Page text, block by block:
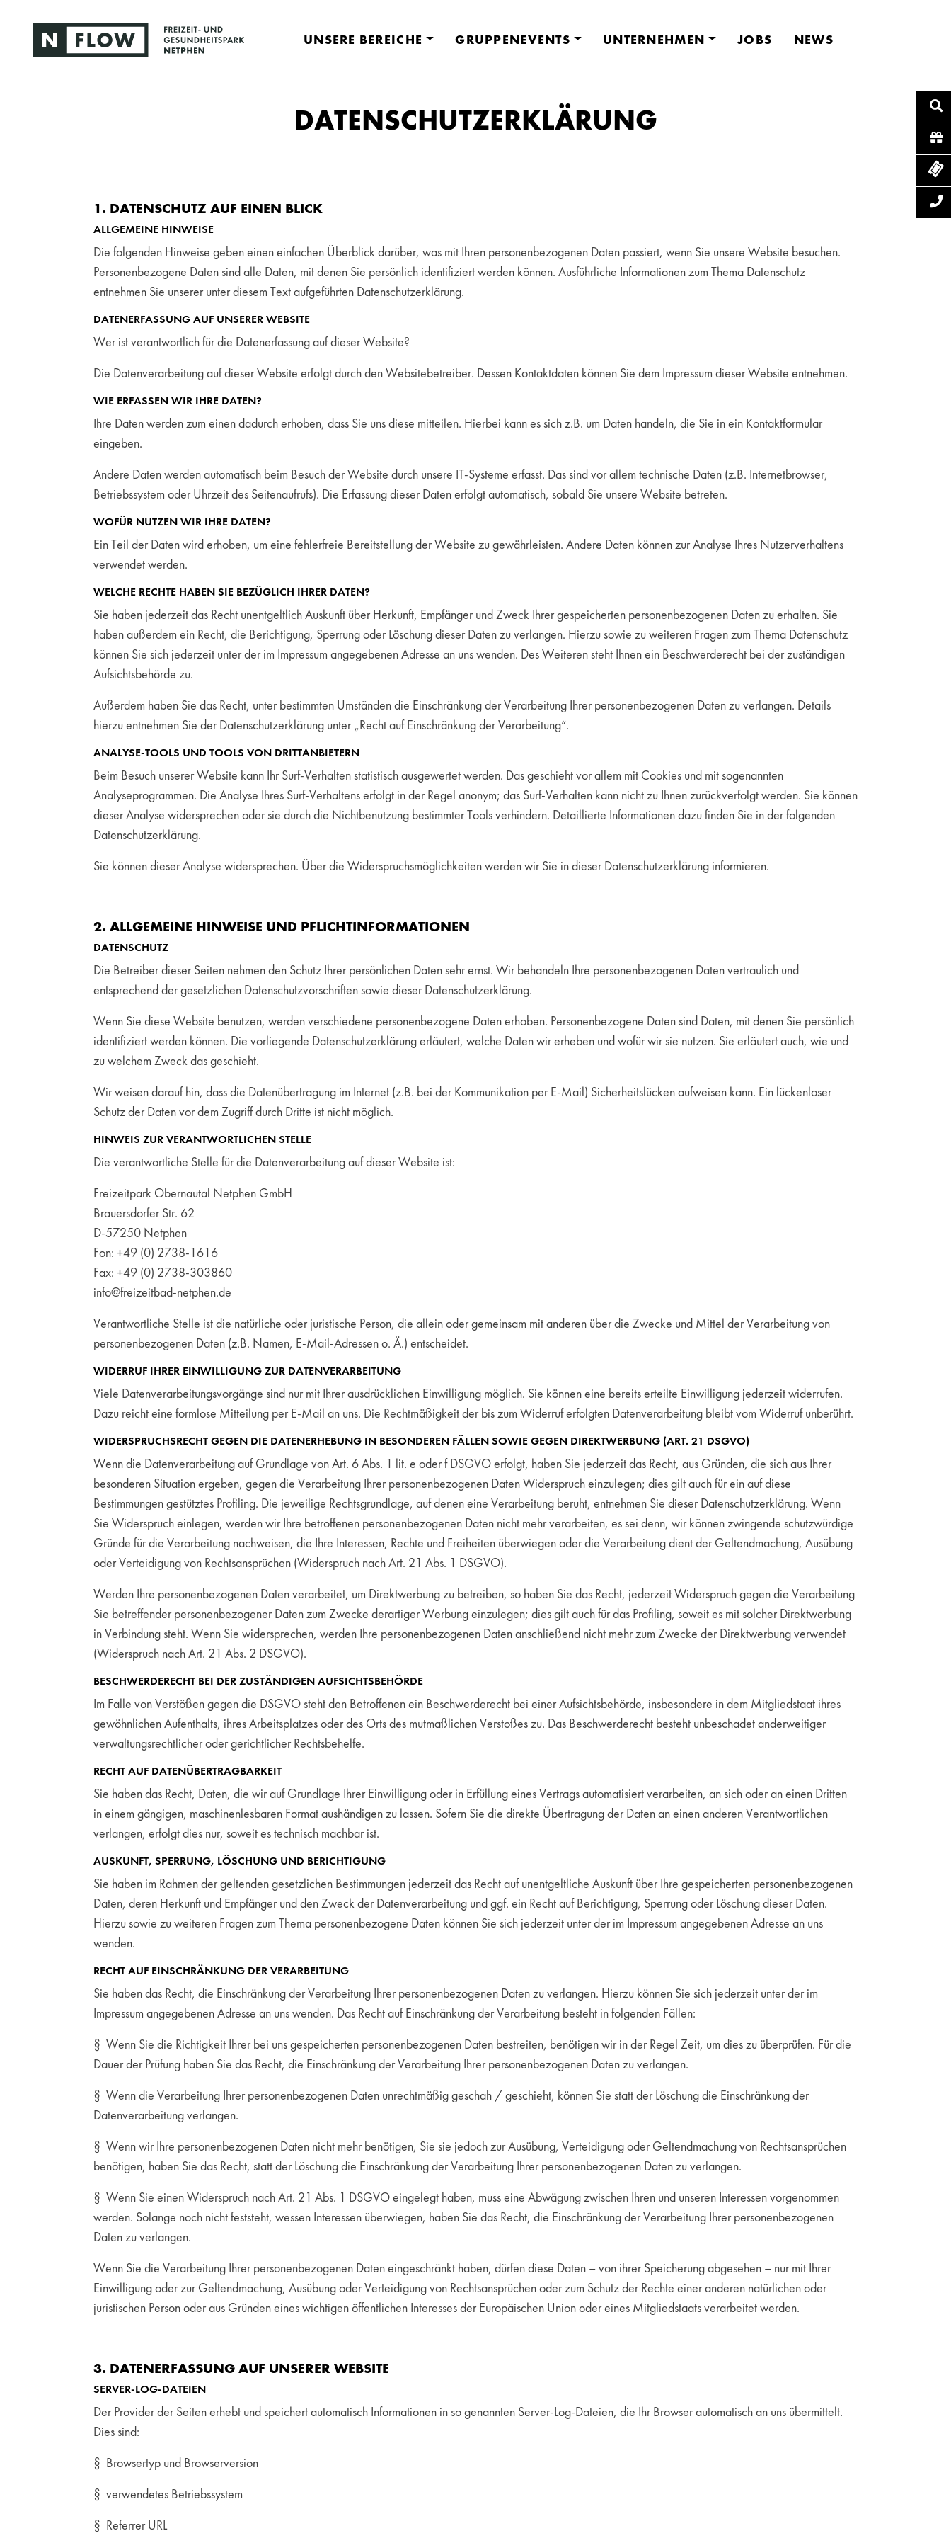
UNSERE BEREICHE GRUPPENEVENTS UNTERNEHMEN JOBS NEWS
DATEN­SCHUTZ­ERKLÄ­RUNG
1. DATENSCHUTZ AUF EINEN BLICK
ALLGEMEINE HINWEISE
Die folgenden Hinweise geben einen einfachen Überblick darüber, was mit Ihren personenbezogenen Daten passiert, wenn Sie unsere Website besuchen.
Personenbezogene Daten sind alle Daten, mit denen Sie persönlich identifiziert werden können. Ausführliche Informationen zum Thema Datenschutz
entnehmen Sie unserer unter diesem Text aufgeführten Datenschutzerklärung.
DATENERFASSUNG AUF UNSERER WEBSITE
Wer ist verantwortlich für die Datenerfassung auf dieser Website?
Die Datenverarbeitung auf dieser Website erfolgt durch den Websitebetreiber. Dessen Kontaktdaten können Sie dem Impressum dieser Website entnehmen.
WIE ERFASSEN WIR IHRE DATEN?
Ihre Daten werden zum einen dadurch erhoben, dass Sie uns diese mitteilen. Hierbei kann es sich z.B. um Daten handeln, die Sie in ein Kontaktformular
eingeben.
Andere Daten werden automatisch beim Besuch der Website durch unsere IT-Systeme erfasst. Das sind vor allem technische Daten (z.B. Internetbrowser,
Betriebssystem oder Uhrzeit des Seitenaufrufs). Die Erfassung dieser Daten erfolgt automatisch, sobald Sie unsere Website betreten.
WOFÜR NUTZEN WIR IHRE DATEN?
Ein Teil der Daten wird erhoben, um eine fehlerfreie Bereitstellung der Website zu gewährleisten. Andere Daten können zur Analyse Ihres Nutzerverhaltens
verwendet werden.
WELCHE RECHTE HABEN SIE BEZÜGLICH IHRER DATEN?
Sie haben jederzeit das Recht unentgeltlich Auskunft über Herkunft, Empfänger und Zweck Ihrer gespeicherten personenbezogenen Daten zu erhalten. Sie
haben außerdem ein Recht, die Berichtigung, Sperrung oder Löschung dieser Daten zu verlangen. Hierzu sowie zu weiteren Fragen zum Thema Datenschutz
können Sie sich jederzeit unter der im Impressum angegebenen Adresse an uns wenden. Des Weiteren steht Ihnen ein Beschwerderecht bei der zuständigen
Aufsichtsbehörde zu.
Außerdem haben Sie das Recht, unter bestimmten Umständen die Einschränkung der Verarbeitung Ihrer personenbezogenen Daten zu verlangen. Details
hierzu entnehmen Sie der Datenschutzerklärung unter „Recht auf Einschränkung der Verarbeitung“.
ANALYSE-TOOLS UND TOOLS VON DRITTANBIETERN
Beim Besuch unserer Website kann Ihr Surf-Verhalten statistisch ausgewertet werden. Das geschieht vor allem mit Cookies und mit sogenannten
Analyseprogrammen. Die Analyse Ihres Surf-Verhaltens erfolgt in der Regel anonym; das Surf-Verhalten kann nicht zu Ihnen zurückverfolgt werden. Sie können
dieser Analyse widersprechen oder sie durch die Nichtbenutzung bestimmter Tools verhindern. Detaillierte Informationen dazu finden Sie in der folgenden
Datenschutzerklärung.
Sie können dieser Analyse widersprechen. Über die Widerspruchsmöglichkeiten werden wir Sie in dieser Datenschutzerklärung informieren.
2. ALLGEMEINE HINWEISE UND PFLICHTINFORMATIONEN
DATENSCHUTZ
Die Betreiber dieser Seiten nehmen den Schutz Ihrer persönlichen Daten sehr ernst. Wir behandeln Ihre personenbezogenen Daten vertraulich und
entsprechend der gesetzlichen Datenschutzvorschriften sowie dieser Datenschutzerklärung.
Wenn Sie diese Website benutzen, werden verschiedene personenbezogene Daten erhoben. Personenbezogene Daten sind Daten, mit denen Sie persönlich
identifiziert werden können. Die vorliegende Datenschutzerklärung erläutert, welche Daten wir erheben und wofür wir sie nutzen. Sie erläutert auch, wie und
zu welchem Zweck das geschieht.
Wir weisen darauf hin, dass die Datenübertragung im Internet (z.B. bei der Kommunikation per E-Mail) Sicherheitslücken aufweisen kann. Ein lückenloser
Schutz der Daten vor dem Zugriff durch Dritte ist nicht möglich.
HINWEIS ZUR VERANTWORTLICHEN STELLE
Die verantwortliche Stelle für die Datenverarbeitung auf dieser Website ist:
Freizeitpark Obernautal Netphen GmbH
Brauersdorfer Str. 62
D-57250 Netphen
Fon: +49 (0) 2738-1616
Fax: +49 (0) 2738-303860
info@freizeitbad-netphen.de
Verantwortliche Stelle ist die natürliche oder juristische Person, die allein oder gemeinsam mit anderen über die Zwecke und Mittel der Verarbeitung von
personenbezogenen Daten (z.B. Namen, E-Mail-Adressen o. Ä.) entscheidet.
WIDERRUF IHRER EINWILLIGUNG ZUR DATENVERARBEITUNG
Viele Datenverarbeitungsvorgänge sind nur mit Ihrer ausdrücklichen Einwilligung möglich. Sie können eine bereits erteilte Einwilligung jederzeit widerrufen.
Dazu reicht eine formlose Mitteilung per E-Mail an uns. Die Rechtmäßigkeit der bis zum Widerruf erfolgten Datenverarbeitung bleibt vom Widerruf unberührt.
WIDERSPRUCHSRECHT GEGEN DIE DATENERHEBUNG IN BESONDEREN FÄLLEN SOWIE GEGEN DIREKTWERBUNG (ART. 21 DSGVO)
Wenn die Datenverarbeitung auf Grundlage von Art. 6 Abs. 1 lit. e oder f DSGVO erfolgt, haben Sie jederzeit das Recht, aus Gründen, die sich aus Ihrer
besonderen Situation ergeben, gegen die Verarbeitung Ihrer personenbezogenen Daten Widerspruch einzulegen; dies gilt auch für ein auf diese
Bestimmungen gestütztes Profiling. Die jeweilige Rechtsgrundlage, auf denen eine Verarbeitung beruht, entnehmen Sie dieser Datenschutzerklärung. Wenn
Sie Widerspruch einlegen, werden wir Ihre betroffenen personenbezogenen Daten nicht mehr verarbeiten, es sei denn, wir können zwingende schutzwürdige
Gründe für die Verarbeitung nachweisen, die Ihre Interessen, Rechte und Freiheiten überwiegen oder die Verarbeitung dient der Geltendmachung, Ausübung
oder Verteidigung von Rechtsansprüchen (Widerspruch nach Art. 21 Abs. 1 DSGVO).
Werden Ihre personenbezogenen Daten verarbeitet, um Direktwerbung zu betreiben, so haben Sie das Recht, jederzeit Widerspruch gegen die Verarbeitung
Sie betreffender personenbezogener Daten zum Zwecke derartiger Werbung einzulegen; dies gilt auch für das Profiling, soweit es mit solcher Direktwerbung
in Verbindung steht. Wenn Sie widersprechen, werden Ihre personenbezogenen Daten anschließend nicht mehr zum Zwecke der Direktwerbung verwendet
(Widerspruch nach Art. 21 Abs. 2 DSGVO).
BESCHWERDERECHT BEI DER ZUSTÄNDIGEN AUFSICHTSBEHÖRDE
Im Falle von Verstößen gegen die DSGVO steht den Betroffenen ein Beschwerderecht bei einer Aufsichtsbehörde, insbesondere in dem Mitgliedstaat ihres
gewöhnlichen Aufenthalts, ihres Arbeitsplatzes oder des Orts des mutmaßlichen Verstoßes zu. Das Beschwerderecht besteht unbeschadet anderweitiger
verwaltungsrechtlicher oder gerichtlicher Rechtsbehelfe.
RECHT AUF DATENÜBERTRAGBARKEIT
Sie haben das Recht, Daten, die wir auf Grundlage Ihrer Einwilligung oder in Erfüllung eines Vertrags automatisiert verarbeiten, an sich oder an einen Dritten
in einem gängigen, maschinenlesbaren Format aushändigen zu lassen. Sofern Sie die direkte Übertragung der Daten an einen anderen Verantwortlichen
verlangen, erfolgt dies nur, soweit es technisch machbar ist.
AUSKUNFT, SPERRUNG, LÖSCHUNG UND BERICHTIGUNG
Sie haben im Rahmen der geltenden gesetzlichen Bestimmungen jederzeit das Recht auf unentgeltliche Auskunft über Ihre gespeicherten personenbezogenen
Daten, deren Herkunft und Empfänger und den Zweck der Datenverarbeitung und ggf. ein Recht auf Berichtigung, Sperrung oder Löschung dieser Daten.
Hierzu sowie zu weiteren Fragen zum Thema personenbezogene Daten können Sie sich jederzeit unter der im Impressum angegebenen Adresse an uns
wenden.
RECHT AUF EINSCHRÄNKUNG DER VERARBEITUNG
Sie haben das Recht, die Einschränkung der Verarbeitung Ihrer personenbezogenen Daten zu verlangen. Hierzu können Sie sich jederzeit unter der im
Impressum angegebenen Adresse an uns wenden. Das Recht auf Einschränkung der Verarbeitung besteht in folgenden Fällen:
§ Wenn Sie die Richtigkeit Ihrer bei uns gespeicherten personenbezogenen Daten bestreiten, benötigen wir in der Regel Zeit, um dies zu überprüfen. Für die
Dauer der Prüfung haben Sie das Recht, die Einschränkung der Verarbeitung Ihrer personenbezogenen Daten zu verlangen.
§ Wenn die Verarbeitung Ihrer personenbezogenen Daten unrechtmäßig geschah / geschieht, können Sie statt der Löschung die Einschränkung der
Datenverarbeitung verlangen.
§ Wenn wir Ihre personenbezogenen Daten nicht mehr benötigen, Sie sie jedoch zur Ausübung, Verteidigung oder Geltendmachung von Rechtsansprüchen
benötigen, haben Sie das Recht, statt der Löschung die Einschränkung der Verarbeitung Ihrer personenbezogenen Daten zu verlangen.
§ Wenn Sie einen Widerspruch nach Art. 21 Abs. 1 DSGVO eingelegt haben, muss eine Abwägung zwischen Ihren und unseren Interessen vorgenommen
werden. Solange noch nicht feststeht, wessen Interessen überwiegen, haben Sie das Recht, die Einschränkung der Verarbeitung Ihrer personenbezogenen
Daten zu verlangen.
Wenn Sie die Verarbeitung Ihrer personenbezogenen Daten eingeschränkt haben, dürfen diese Daten – von ihrer Speicherung abgesehen – nur mit Ihrer
Einwilligung oder zur Geltendmachung, Ausübung oder Verteidigung von Rechtsansprüchen oder zum Schutz der Rechte einer anderen natürlichen oder
juristischen Person oder aus Gründen eines wichtigen öffentlichen Interesses der Europäischen Union oder eines Mitgliedstaats verarbeitet werden.
3. DATENERFASSUNG AUF UNSERER WEBSITE
SERVER-LOG-DATEIEN
Der Provider der Seiten erhebt und speichert automatisch Informationen in so genannten Server-Log-Dateien, die Ihr Browser automatisch an uns übermittelt.
Dies sind:
§ Browsertyp und Browserversion
§ verwendetes Betriebssystem
§ Referrer URL